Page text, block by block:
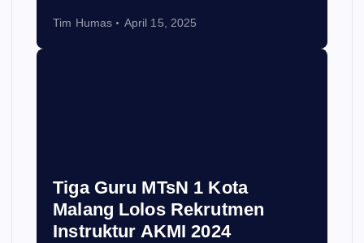
Tim Humas April 15, 2025
Tiga Guru MTsN 1 Kota
Malang Lolos Rekrutmen
Instruktur AKMI 2024